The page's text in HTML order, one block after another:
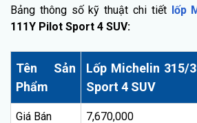
Bảng thông số kỹ thuật chi tiết lốp
111Y Pilot Sport 4 SUV:
Tên Sản
Phẩm
Lốp Michelin 315/
Sport 4 SUV
Giá Bán 7,670,000